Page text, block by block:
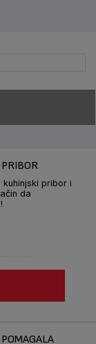
kuhinjski pribor i
da